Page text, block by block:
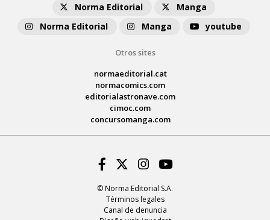
Norma Editorial
Manga
Norma Editorial
Manga youtube
Otros sites
normaeditorial.cat
normacomics.com
editorialastronave.com
cimoc.com
concursomanga.com
© Norma Editorial S.A.
Términos legales
Canal de denuncia
Facebook
Twitter
Instagram
Youtube